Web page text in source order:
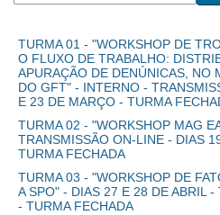
TURMA 01 - "WORKSHOP DE
O FLUXO DE TRABALHO:
APURAÇÃO DE DENÚNICAS, NO
DO GFT" - INTERNO -
E 23 DE MARÇO - TURMA
TURMA 02 - "WORKSHOP MAG
TRANSMISSÃO ON-LINE - DIAS
TURMA FECHADA
TURMA 03 - "WORKSHOP DE
A SPO" - DIAS 27 E 28 DE ABRIL
- TURMA FECHADA